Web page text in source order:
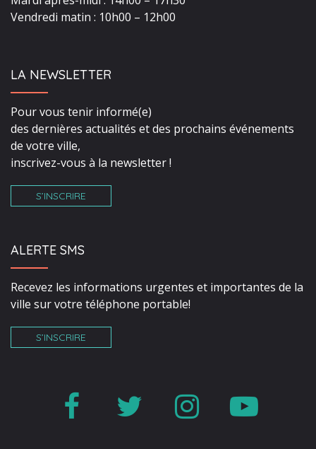
Vendredi matin : 10h00 – 12h00
LA NEWSLETTER
Pour vous tenir informé(e)
des dernières actualités et des prochains événements
de votre ville,
inscrivez-vous à la newsletter !
S’INSCRIRE
ALERTE SMS
Recevez les informations urgentes et importantes de la
ville sur votre téléphone portable!
S’INSCRIRE
Lien Lien Lien